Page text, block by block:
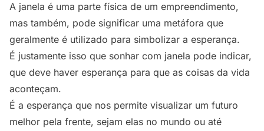
A janela é uma parte física de um empreendimento,
mas também, pode significar uma metáfora que
geralmente é utilizado para simbolizar a esperança.
É justamente isso que sonhar com janela pode indicar,
que deve haver esperança para que as coisas da vida
aconteçam.
É a esperança que nos permite visualizar um futuro
melhor pela frente, sejam elas no mundo ou até